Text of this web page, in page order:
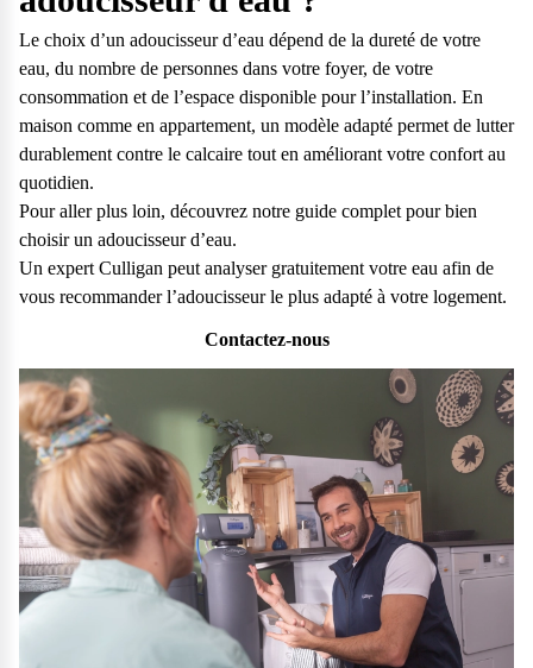
Le choix d’un adoucisseur d’eau dépend de la dureté de votre
eau, du nombre de personnes dans votre foyer, de votre
consommation et de l’espace disponible pour l’installation. En
maison comme en appartement, un modèle adapté permet de lutter
durablement contre le calcaire tout en améliorant votre confort au
quotidien.
Pour aller plus loin, découvrez notre guide complet pourbien
choisir un adoucisseur d’eau.
Un expert Culligan peut analyser gratuitement votre eau afin de
vous recommander l’adoucisseur le plus adapté à votre logement.
Contactez-nous